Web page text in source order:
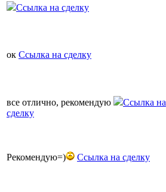
Ссылка на сделку
ок Ссылка на сделку
все отлично, рекомендую
Ссылка на
сделку
Рекомендую=) Ссылка на сделку